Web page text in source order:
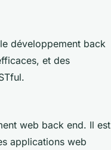
développement back
et des
web back end. Il est
applications web